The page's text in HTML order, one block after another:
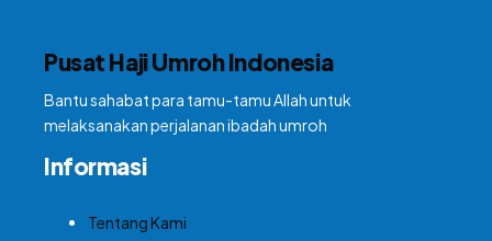
Pusat Haji Umroh Indonesia
Bantu sahabat para tamu-tamu Allah untuk
melaksanakan perjalanan ibadah umroh
Informasi
Tentang Kami